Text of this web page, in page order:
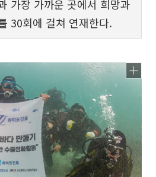
가장 가까운 곳에서 희망과
30회에 걸쳐 연재한다.